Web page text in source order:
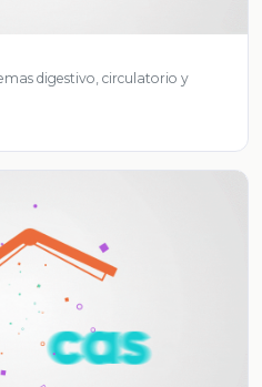
digestivo, circulatorio y